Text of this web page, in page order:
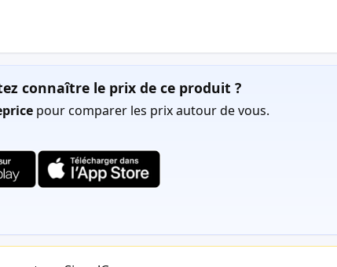
connaître le prix de ce produit ?
pour comparer les prix autour de vous.